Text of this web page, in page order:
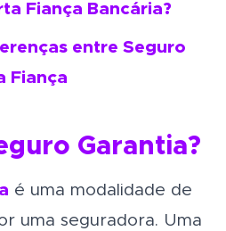
Fiança Bancária?
entre Seguro
Fiança
Garantia?
é uma modalidade de
uma seguradora. Uma